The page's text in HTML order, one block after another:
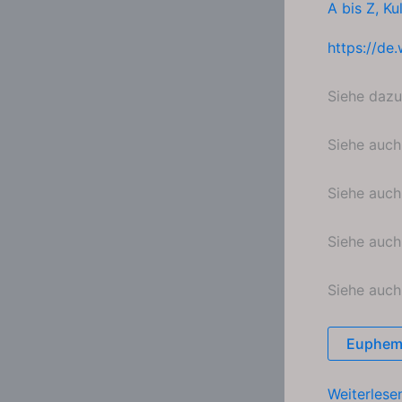
A bis Z,
https://
Siehe
Siehe auch
Siehe auch
Siehe auch
Siehe auch
Politische